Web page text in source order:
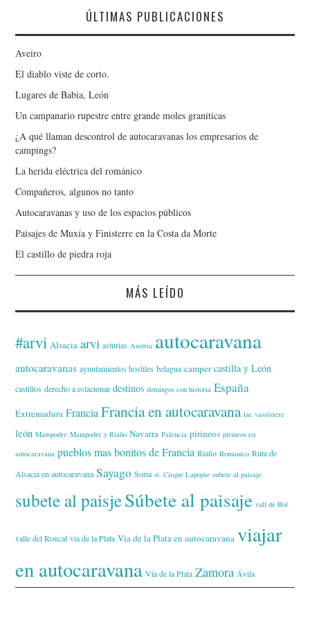
ÚLTIMAS PUBLICACIONES
Aveiro
El diablo viste de corto.
Lugares de Babia, León
Un campanario rupestre entre grande moles graniticas
¿A qué llaman descontrol de autocaravanas los empresarios de
campings?
La herida eléctrica del románico
Compañeros, algunos no tanto
Autocaravanas y uso de los espacios públicos
Paisajes de Muxía y Finisterre en la Costa da Morte
El castillo de piedra roja
MÁS LEÍDO
#arvi Alsacia arvi asturias Austria autocaravana
autocaravanas ayuntamientos hostiles belagua camper castilla y León
castillos derecho a estacionar destinos domingos con historia España
Extremadura Francia Francia en autocaravana lac vassiviere
león Mampodre Mampodre y Riaño Navarra Palencia pirineos pirineos en
autocaravana pueblos mas bonitos de Francia Riaño Romanico Ruta de
Alsacia en autocaravana Sayago Soria st. Cirque Lapopie subete al paisaje
subete al paisjeSúbete al paisaje vall de Boí
valle del Roncal via de la Plata Via de la Plata en autocaravana viajar
en autocaravana Vía de la Plata Zamora Ávila